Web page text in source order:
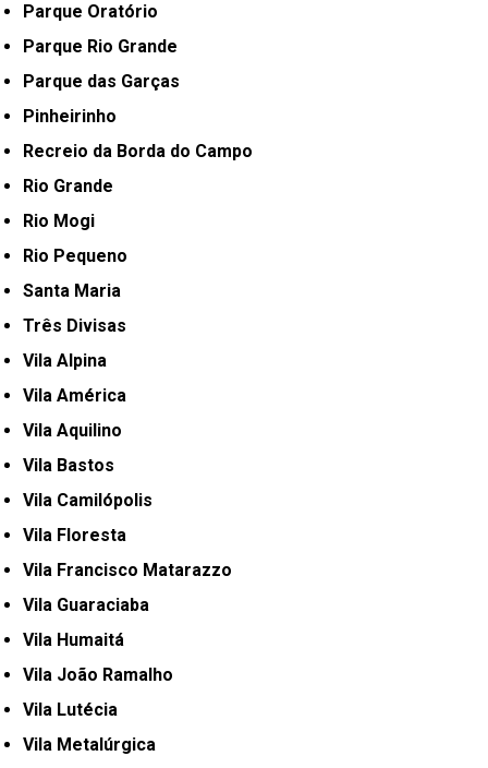
Parque Oratório
Parque Rio Grande
Parque das Garças
Pinheirinho
Recreio da Borda do Campo
Rio Grande
Rio Mogi
Rio Pequeno
Santa Maria
Três Divisas
Vila Alpina
Vila América
Vila Aquilino
Vila Bastos
Vila Camilópolis
Vila Floresta
Vila Francisco Matarazzo
Vila Guaraciaba
Vila Humaitá
Vila João Ramalho
Vila Lutécia
Vila Metalúrgica